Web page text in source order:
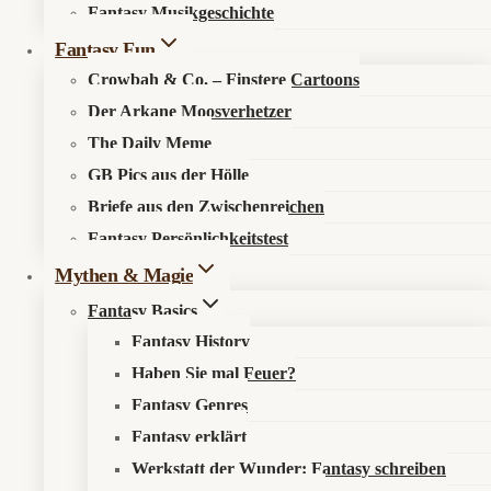
Fantasy Musikgeschichte
Fantasy Fun
Crowbah & Co. – Finstere Cartoons
Der Arkane Moosverhetzer
The Daily Meme
GB Pics aus der Hölle
Briefe aus den Zwischenreichen
Fantasy Persönlichkeitstest
Mythen & Magie
Fantasy Basics
Fantasy History
Haben Sie mal Feuer?
Fantasy Genres
Fantasy erklärt
Werkstatt der Wunder: Fantasy schreiben
Alben | Musik
Stonecast – Expand Crimson Chaos
(Review)
VonCaelum 25. Juni 202626. Juni 2026
Stonecast kehren mit Expand Crimson Chaos zurück:
klassischer Heavy Metal mit Flammenkrone, starken
Refrains, Fantasy-Pomp und reichlich Riffmacht.
Weiterlesen
–
Expand
Crimson
(Review)